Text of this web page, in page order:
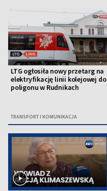
LTG ogłosiła nowy przetarg na
elektryfikację linii kolejowej do
poligonu w Rudnikach
TRANSPORT I KOMUNIKACJA